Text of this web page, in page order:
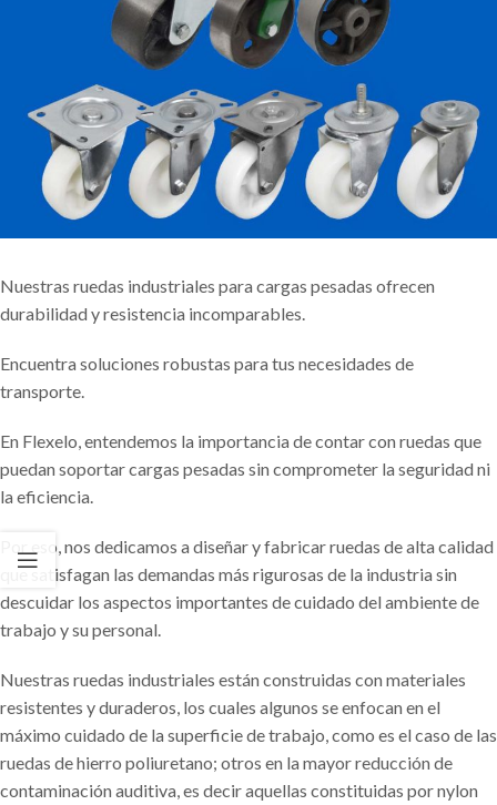
Nuestras ruedas industriales para cargas pesadas ofrecen
durabilidad y resistencia incomparables.
Encuentra soluciones robustas para tus necesidades de
transporte.
En Flexelo, entendemos la importancia de contar con ruedas que
puedan soportar cargas pesadas sin comprometer la seguridad ni
la eficiencia.
Por eso, nos dedicamos a diseñar y fabricar ruedas de alta calidad
que satisfagan las demandas más rigurosas de la industria sin
descuidar los aspectos importantes de cuidado del ambiente de
trabajo y su personal.
Nuestras ruedas industriales están construidas con materiales
resistentes y duraderos, los cuales algunos se enfocan en el
máximo cuidado de la superficie de trabajo, como es el caso de las
ruedas de hierro poliuretano; otros en la mayor reducción de
contaminación auditiva, es decir aquellas constituidas por nylon